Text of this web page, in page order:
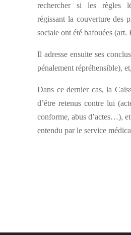
rechercher si les règles
régissant la couverture des
sociale ont été bafouées
Il adresse ensuite ses
pénalement répréhensible),
Dans ce dernier cas, la
d’être retenus contre lui
conforme, abus d’actes…),
entendu par le service